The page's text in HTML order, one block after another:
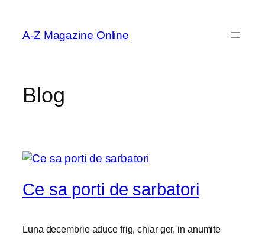
content
A-Z Magazine Online
Blog
Ce sa porti de sarbatori
Luna decembrie aduce frig, chiar ger, in anumite